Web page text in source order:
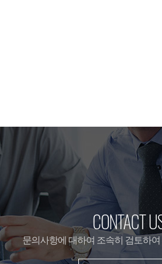
CONTACT
문의사항에 대하여 조속히 검토하